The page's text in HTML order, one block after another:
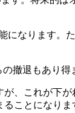
なります。
撤退もあり得
、これが下
ことになりま